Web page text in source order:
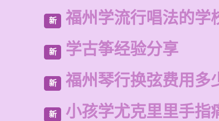
新 福州学流行唱法的学
新 学古筝经验分享
新 福州琴行换弦费用多
新 小孩学尤克里里手指